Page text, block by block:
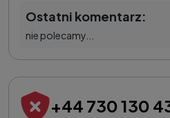
Ostatni komentarz:
nie polecamy...
+44 730 130